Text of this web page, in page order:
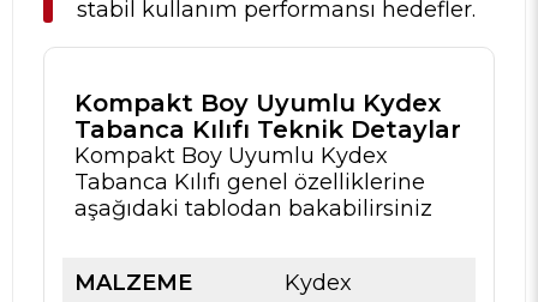
stabil kullanım performansı hedefler.
Kompakt Boy Uyumlu Kydex
Tabanca Kılıfı Teknik Detaylar
Kompakt Boy Uyumlu Kydex
Tabanca Kılıfı genel özelliklerine
aşağıdaki tablodan bakabilirsiniz
MALZEME
Kydex